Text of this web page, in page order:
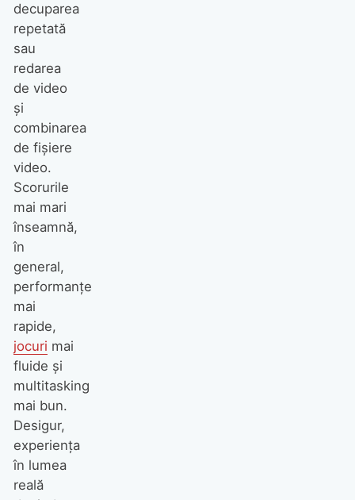
decuparea
repetată
sau
redarea
de video
și
combinarea
de fișiere
video.
Scorurile
mai mari
înseamnă,
în
general,
performanțe
mai
rapide,
jocuri mai
fluide și
multitasking
mai bun.
Desigur,
experiența
în lumea
reală